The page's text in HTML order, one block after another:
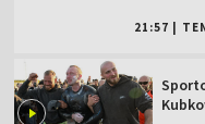
21:57